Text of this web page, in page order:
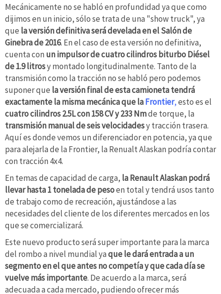
Mecánicamente no se habló en profundidad ya que como
dijimos en un inicio, sólo se trata de una "show truck", ya
que la versión definitiva será develada en el Salón de
Ginebra de 2016. En el caso de esta versión no definitiva,
cuenta con un impulsor de cuatro cilindros biturbo Diésel
de 1.9 litrosy montado longitudinalmente. Tanto de la
transmisión como la tracción no se habló pero podemos
suponer que la versión final de esta camioneta tendrá
exactamente la misma mecánica que laFrontier,esto es el
cuatro cilindros 2.5L con 158 CV y 233 Nmde torque, la
transmisión manual de seis velocidadesy tracción trasera.
Aquí es donde vemos un diferenciador en potencia, ya que
para alejarla de la Frontier, la Renualt Alaskan podría contar
con tracción 4x4.
En temas de capacidad de carga, la Renault Alaskan podrá
llevar hasta 1 tonelada de pesoen total y tendrá usos tanto
de trabajo como de recreación, ajustándose a las
necesidades del cliente de los diferentes mercados en los
que se comercializará.
Este nuevo producto será super importante para la marca
del rombo a nivel mundial yaque le dará entrada a un
segmento en el que antes no competía y que cada día se
vuelve más importante. De acuerdo a la marca, será
adecuada a cada mercado, pudiendo ofrecer más